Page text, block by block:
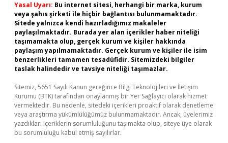
Yasal Uyarı: Bu internet sitesi, herhangi bir marka, kurum
veya şahıs şirketi ile hiçbir bağlantısı bulunmamaktadır.
Sitede yalnızca kendi hazırladığımız makaleler
paylaşılmaktadır. Burada yer alan içerikler haber niteliği
taşımamakta olup, gerçek kurum ve kişiler hakkında
paylaşım yapılmamaktadır. Gerçek kurum ve kişiler ile isim
benzerlikleri tamamen tesadüfidir. Sitemizdeki bilgiler
taslak halindedir ve tavsiye niteliği taşımazlar.
Sitemiz, 5651 Sayılı Kanun gereğince Bilgi Teknolojileri ve İletişim
Kurumu (BTK) tarafından onaylanmış bir Yer Sağlayıcı olarak hizmet
vermektedir. Bu nedenle, sitedeki içerikleri proaktif olarak denetleme
veya araştırma yükümlülüğümüz bulunmamaktadır. Ancak, üyelerimiz
yazdıkları içeriklerin sorumluluğunu taşımakta olup, siteye üye olarak
bu sorumluluğu kabul etmiş sayılırlar.